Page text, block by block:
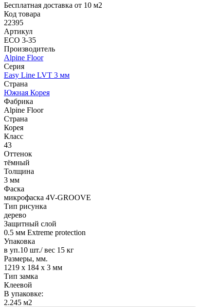
Бесплатная доставка от 10 м2
Код товара
22395
Артикул
ЕСО 3-35
Производитель
Alpine Floor
Серия
Easy Line LVT 3 мм
Страна
Южная Корея
Фабрика
Alpine Floor
Страна
Корея
Класс
43
Оттенок
тёмный
Толщина
3 мм
Фаска
микрофаска 4V-GROOVE
Тип рисунка
дерево
Защитный слой
0.5 мм Extreme protection
Упаковка
в уп.10 шт./ вес 15 кг
Размеры, мм.
1219 х 184 х 3 мм
Тип замка
Клеевой
В упаковке:
2.245 м2